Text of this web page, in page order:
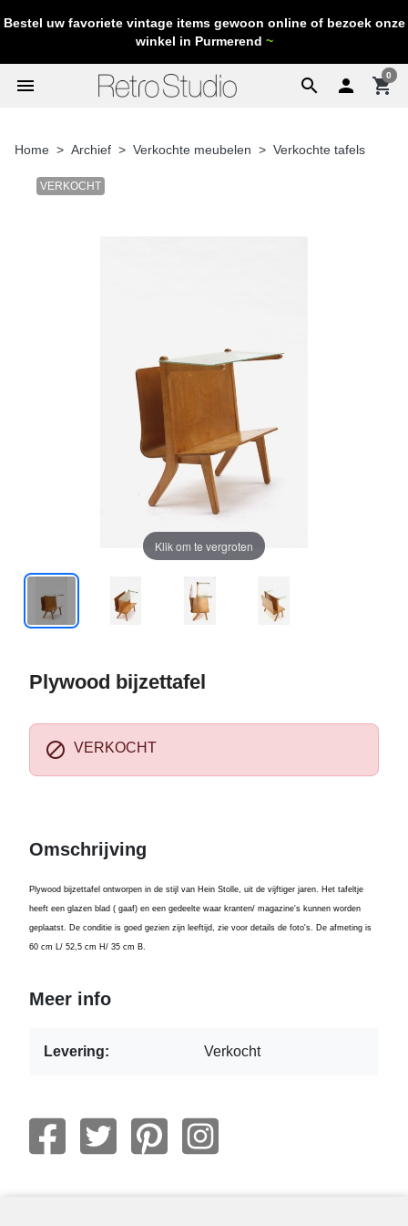
Bestel uw favoriete vintage items gewoon online of bezoek onze
winkel in Purmerend ~
search
menu  shopping_cart
0
Home Archief Verkochte meubelen Verkochte tafels
VERKOCHT
Klik om te vergroten
Plywood bijzettafel
 VERKOCHT
Omschrijving
Plywood bijzettafel ontworpen in de stijl van Hein Stolle, uit de vijftiger jaren. Het tafeltje
heeft een glazen blad ( gaaf) en een gedeelte waar kranten/ magazine's kunnen worden
geplaatst. De conditie is goed gezien zijn leeftijd, zie voor details de foto's. De afmeting is
60 cm L/ 52,5 cm H/ 35 cm B.
Meer info
Levering: Verkocht